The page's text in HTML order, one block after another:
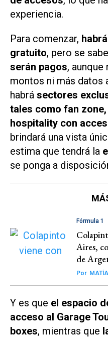
experiencia.
Para comenzar,
gratuito, pero se
serán pagos,
montos ni más datos
habrá sectores
tales como fan
hospitality con
brindará una vista
estima que tendrá la
se ponga a
Fórmula 1
Aires,
de
Por
Y es que el espacio
acceso al Garage
boxes, mientras que